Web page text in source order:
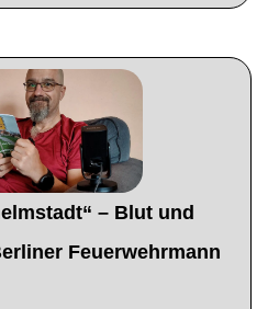
– Blut und
Feuerwehrmann